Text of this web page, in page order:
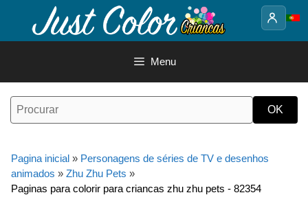
o
Menu
Pagina inicial » Personagens de séries de TV e desenhos
animados » Zhu Zhu Pets »
Paginas para colorir para criancas zhu zhu pets - 82354